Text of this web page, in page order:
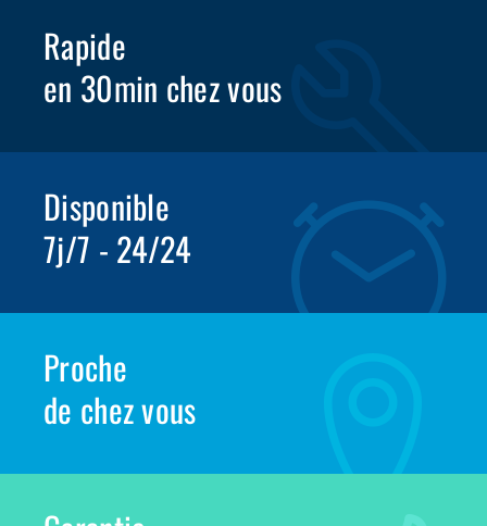
Rapide
en 30min chez vous
Disponible
7j/7 - 24/24
Proche
de chez vous